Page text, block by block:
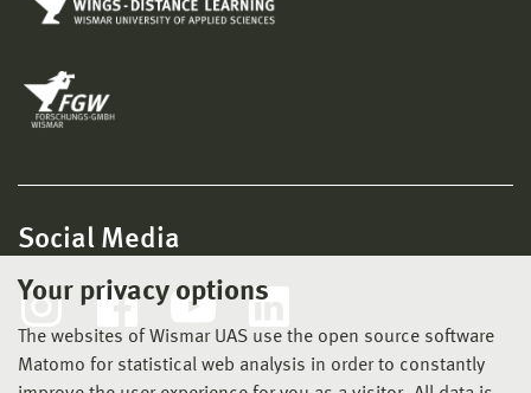
Your privacy options
The websites of Wismar UAS use the open source software
Matomo for statistical web analysis in order to constantly
Social Media